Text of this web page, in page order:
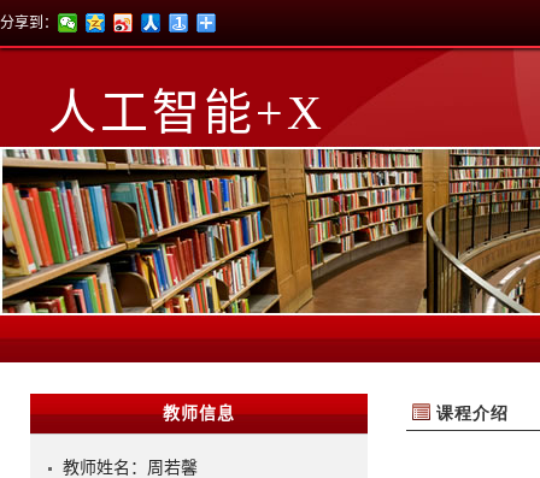
分享到：
人工智能+X
教师信息
教师姓名：周若馨